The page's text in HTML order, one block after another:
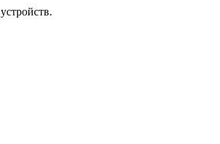
устройств.